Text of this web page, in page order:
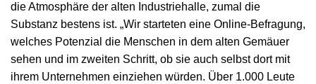
die Atmosphäre der alten Industriehalle, zumal die
Substanz bestens ist. „Wir starteten eine Online-Befragung,
welches Potenzial die Menschen in dem alten Gemäuer
sehen und im zweiten Schritt, ob sie auch selbst dort mit
ihrem Unternehmen einziehen würden. Über 1.000 Leute